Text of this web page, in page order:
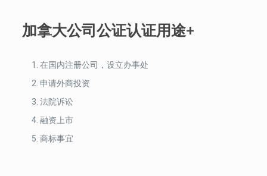
加拿大公司公证认证用途+
在国内注册公司，设立办事处
申请外商投资
法院诉讼
融资上市
商标事宜